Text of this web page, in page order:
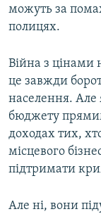
можуть за
полицях.
Війна з цінами
це завжди
населення. Але
бюджету
доходах тих,
місцевого
підтримати
Але ні, вони